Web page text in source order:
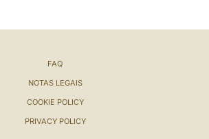
FAQ
NOTAS LEGAIS
COOKIE POLICY
PRIVACY POLICY